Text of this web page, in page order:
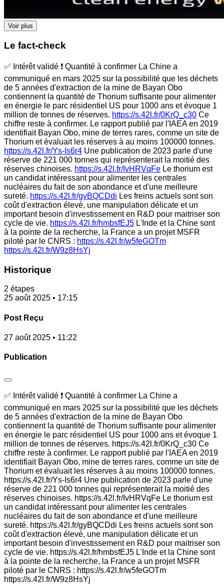
Voir plus
Le fact-check
✅ Intérêt validé ❗ Quantité à confirmer La Chine a
communiqué en mars 2025 sur la possibilité que les déchets
de 5 années d'extraction de la mine de Bayan Obo
contiennent la quantité de Thorium suffisante pour alimenter
en énergie le parc résidentiel US pour 1000 ans et évoque 1
million de tonnes de réserves. https://s.42l.fr/0KrQ_c30 Ce
chiffre reste à confirmer. Le rapport publié par l'IAEA en 2019
identifiait Bayan Obo, mine de terres rares, comme un site de
Thorium et évaluait les réserves à au moins 100000 tonnes.
https://s.42l.fr/Ys-Is6r4 Une publication de 2023 parle d'une
réserve de 221 000 tonnes qui représenterait la moitié des
réserves chinoises. https://s.42l.fr/IvHRVqFe Le thorium est
un candidat intéressant pour alimenter les centrales
nucléaires du fait de son abondance et d'une meilleure
sureté. https://s.42l.fr/gyBQCDdi Les freins actuels sont son
coût d'extraction élevé, une manipulation délicate et un
important besoin d'investissement en R&D pour maitriser son
cycle de vie. https://s.42l.fr/hmbsfEJ5 L'Inde et la Chine sont
à la pointe de la recherche, la France a un projet MSFR
piloté par le CNRS : https://s.42l.fr/w5feGOTm
https://s.42l.fr/W9z8HsYj
Historique
2 étapes
25 août 2025 • 17:15
Post Reçu
27 août 2025 • 11:22
Publication
✅ Intérêt validé ❗ Quantité à confirmer La Chine a
communiqué en mars 2025 sur la possibilité que les déchets
de 5 années d'extraction de la mine de Bayan Obo
contiennent la quantité de Thorium suffisante pour alimenter
en énergie le parc résidentiel US pour 1000 ans et évoque 1
million de tonnes de réserves. https://s.42l.fr/0KrQ_c30 Ce
chiffre reste à confirmer. Le rapport publié par l'IAEA en 2019
identifiait Bayan Obo, mine de terres rares, comme un site de
Thorium et évaluait les réserves à au moins 100000 tonnes.
https://s.42l.fr/Ys-Is6r4 Une publication de 2023 parle d'une
réserve de 221 000 tonnes qui représenterait la moitié des
réserves chinoises. https://s.42l.fr/IvHRVqFe Le thorium est
un candidat intéressant pour alimenter les centrales
nucléaires du fait de son abondance et d'une meilleure
sureté. https://s.42l.fr/gyBQCDdi Les freins actuels sont son
coût d'extraction élevé, une manipulation délicate et un
important besoin d'investissement en R&D pour maitriser son
cycle de vie. https://s.42l.fr/hmbsfEJ5 L'Inde et la Chine sont
à la pointe de la recherche, la France a un projet MSFR
piloté par le CNRS : https://s.42l.fr/w5feGOTm
https://s.42l.fr/W9z8HsYj